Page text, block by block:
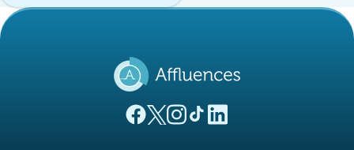
(nouvel onglet)
(nouvel onglet)
(nouvel onglet)
(nouvel onglet)